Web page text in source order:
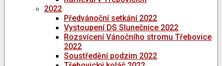
2022
Předvánoční setkání 2022
Vystoupení DS Slunečnice 2022
Rozsvícení Vánočního stromu Třebovice
2022
Soustředění podzim 2022